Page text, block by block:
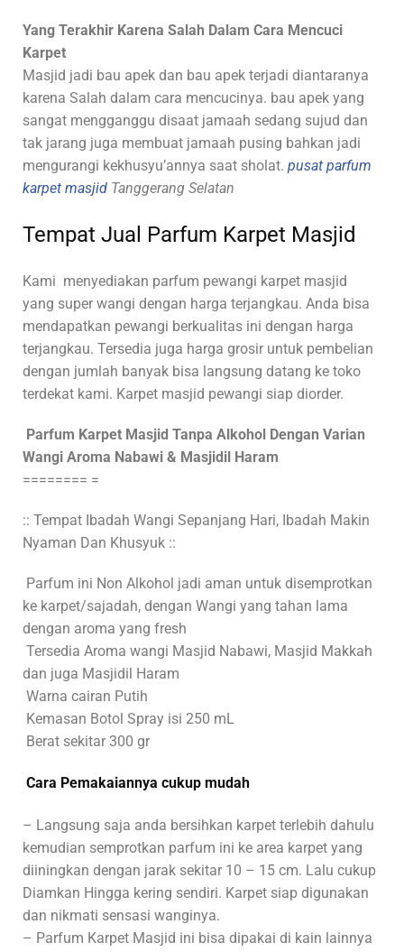
Yang Terakhir Karena Salah Dalam Cara Mencuci
Karpet
Masjid jadi bau apek dan bau apek terjadi diantaranya
karena Salah dalam cara mencucinya. bau apek yang
sangat mengganggu disaat jamaah sedang sujud dan
tak jarang juga membuat jamaah pusing bahkan jadi
mengurangi kekhusyu’annya saat sholat. pusat parfum
karpet masjid Tanggerang Selatan
Tempat Jual Parfum Karpet Masjid
Kami menyediakan parfum pewangi karpet masjid
yang super wangi dengan harga terjangkau. Anda bisa
mendapatkan pewangi berkualitas ini dengan harga
terjangkau. Tersedia juga harga grosir untuk pembelian
dengan jumlah banyak bisa langsung datang ke toko
terdekat kami. Karpet masjid pewangi siap diorder.
Parfum Karpet Masjid Tanpa Alkohol Dengan Varian
Wangi Aroma Nabawi & Masjidil Haram
======== =
:: Tempat Ibadah Wangi Sepanjang Hari, Ibadah Makin
Nyaman Dan Khusyuk ::
Parfum ini Non Alkohol jadi aman untuk disemprotkan
ke karpet/sajadah, dengan Wangi yang tahan lama
dengan aroma yang fresh
Tersedia Aroma wangi Masjid Nabawi, Masjid Makkah
dan juga Masjidil Haram
Warna cairan Putih
Kemasan Botol Spray isi 250 mL
Berat sekitar 300 gr
Cara Pemakaiannya cukup mudah
– Langsung saja anda bersihkan karpet terlebih dahulu
kemudian semprotkan parfum ini ke area karpet yang
diiningkan dengan jarak sekitar 10 – 15 cm. Lalu cukup
Diamkan Hingga kering sendiri. Karpet siap digunakan
dan nikmati sensasi wanginya.
– Parfum Karpet Masjid ini bisa dipakai di kain lainnya